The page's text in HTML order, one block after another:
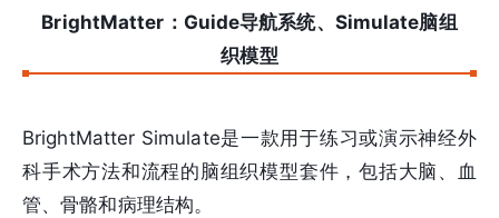
BrightMatter：Guide导航系统、Simulate脑组
织模型
BrightMatter Simulate是一款用于练习或演示神经外
科手术方法和流程的脑组织模型套件，包括大脑、血
管、骨骼和病理结构。